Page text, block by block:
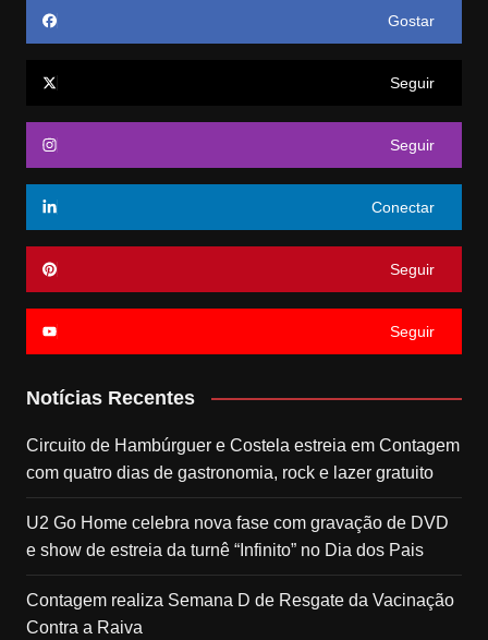
Gostar
Seguir
Seguir
Conectar
Seguir
Seguir
Notícias Recentes
Circuito de Hambúrguer e Costela estreia em Contagem
com quatro dias de gastronomia, rock e lazer gratuito
U2 Go Home celebra nova fase com gravação de DVD
e show de estreia da turnê “Infinito” no Dia dos Pais
Contagem realiza Semana D de Resgate da Vacinação
Contra a Raiva